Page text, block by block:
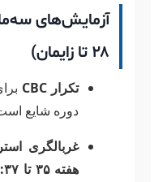
آزمایش‌های
۲۸ تا زایمان)
تکرار CBC
دوره شایع
هفته ۳۵ تا ۳۷: